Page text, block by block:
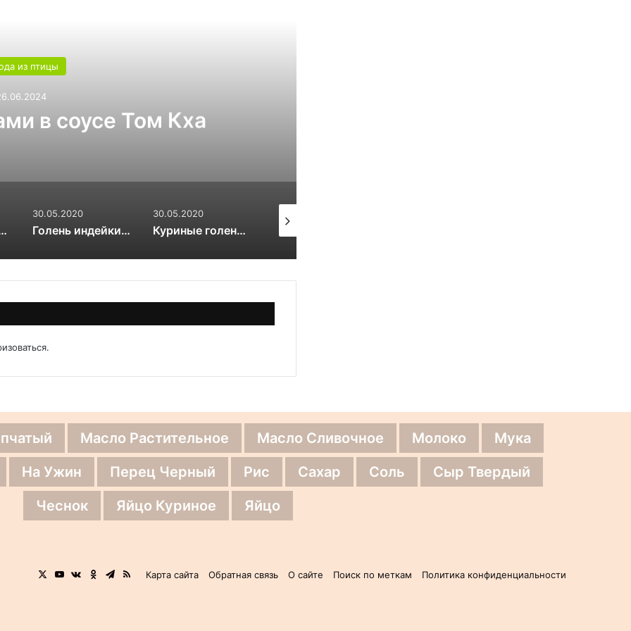
из птицы
в соусе Том Кха
соусе
30.05.2020
Голень индейки, запеченная с пряным картофелем
30.05.2020
Куриные голени с рисом «Простецкие»
.
Масло Растительное Масло Сливочное Молоко
Мука
На Ужин Перец Черный Рис Сахар Соль
Сыр Твердый
Чеснок
Яйцо Куриное Яйцо
Карта сайта Обратная связь О сайте Поиск по меткам Политика конфиденциальности
X YouTubevk.comОдноклассники
Telegram
RSS